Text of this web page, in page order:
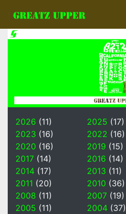
2026 (11) 2025 (17)
2023 (16) 2022 (16)
2020 (16) 2019 (15)
2017 (14) 2016 (14)
2014 (17) 2013 (11)
2011 (20) 2010 (36)
2008 (11) 2007 (19)
2005 (11) 2004 (37)